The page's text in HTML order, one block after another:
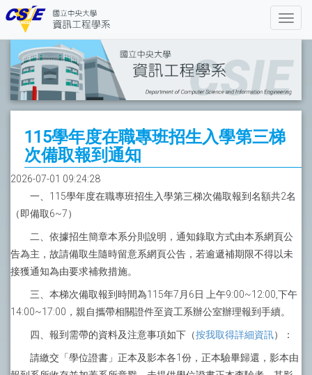
115學年度在職專班招生入學第三梯
次備取報到通知
2026-07-01 09:24:28
一、115學年度在職專班招生入學第三梯次備取報到名額共2名
（即備取6~7）
二、依據招生簡章本系分則說明，通知錄取方式由本系網頁公
告為主，故請備取生隨時留意系網頁公告，若逾遞補期限不得以未
接獲通知為由要求補救措施。
三、本梯次備取報到時間為115年7月6日 上午9:00~12:00,下午
14:00~17:00，親自攜帶相關證件至資工系辦公室辦理報到手續。
四、報到需帶的資料及注意事項如下（按我取得詳細資訊）：
請繳交「學位證書」正本及影本各1份，正本驗畢歸還，影本由